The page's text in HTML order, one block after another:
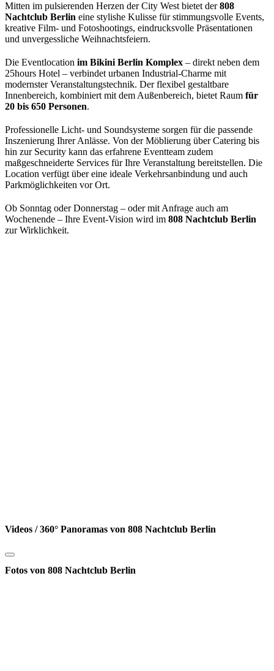
Mitten im pulsierenden Herzen der City West bietet der808
Nachtclub Berlin eine stylishe Kulisse für stimmungsvolle Events,
kreative Film- und Fotoshootings, eindrucksvolle Präsentationen
und unvergessliche Weihnachtsfeiern.
Die Eventlocation im Bikini Berlin Komplex – direkt neben dem
25hours Hotel – verbindet urbanen Industrial-Charme mit
modernster Veranstaltungstechnik. Der flexibel gestaltbare
Innenbereich, kombiniert mit dem Außenbereich, bietet Raum für
20 bis 650 Personen.
Professionelle Licht- und Soundsysteme sorgen für die passende
Inszenierung Ihrer Anlässe. Von der Möblierung über Catering bis
hin zur Security kann das erfahrene Eventteam zudem
maßgeschneiderte Services für Ihre Veranstaltung bereitstellen. Die
Location verfügt über eine ideale Verkehrsanbindung und auch
Parkmöglichkeiten vor Ort.
Ob Sonntag oder Donnerstag – oder mit Anfrage auch am
Wochenende – Ihre Event-Vision wird im 808 Nachtclub Berlin
zur Wirklichkeit.
Videos / 360° Panoramas von 808 Nachtclub Berlin
Fotos von 808 Nachtclub Berlin